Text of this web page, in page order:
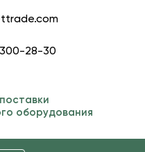
оборудования
300-28-30